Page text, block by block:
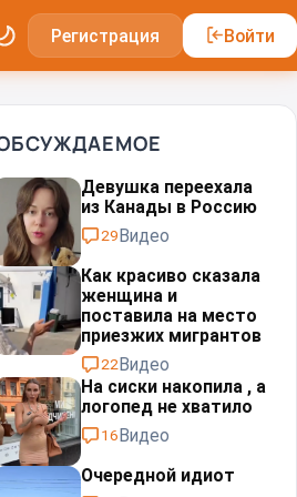
Регистрация Войти
Девушка переехала
из Канады в Россию
29Видео
Как красиво сказала
женщина и
поставила на место
приезжих мигрантов⁠⁠
22Видео
На сиски накопила , а
логопед не хватило
16Видео
Очередной идиот